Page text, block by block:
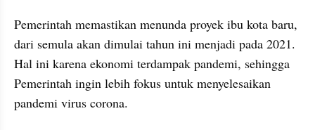
Pemerintah memastikan menunda proyek ibu kota baru,
dari semula akan dimulai tahun ini menjadi pada 2021.
Hal ini karena ekonomi terdampak pandemi, sehingga
Pemerintah ingin lebih fokus untuk menyelesaikan
pandemi virus corona.